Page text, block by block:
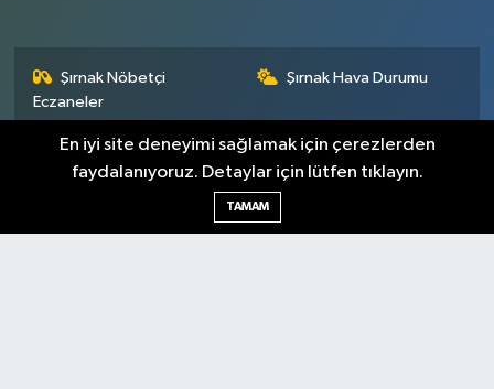
Şırnak Nöbetçi
Eczaneler
Şırnak Hava Durumu
Şirnak Namaz Vakitleri
Şırnak Trafik Yoğunluk
Haritası
En iyi site deneyimi sağlamak için çerezlerden
faydalanıyoruz. Detaylar için lütfen tıklayın.
TAMAM